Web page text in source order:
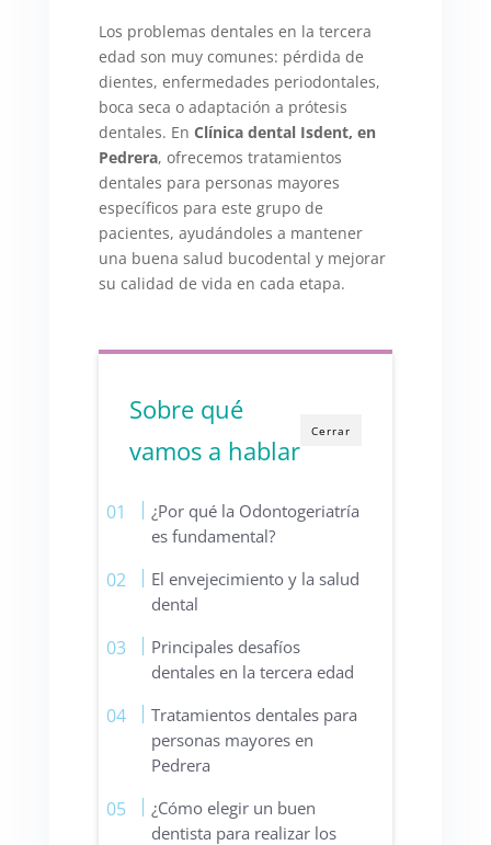
Los problemas dentales en la tercera
edad son muy comunes: pérdida de
dientes, enfermedades periodontales,
boca seca o adaptación a prótesis
dentales. En Clínica dental Isdent, en
Pedrera, ofrecemos tratamientos
dentales para personas mayores
específicos para este grupo de
pacientes, ayudándoles a mantener
una buena salud bucodental y mejorar
su calidad de vida en cada etapa.
Cerrar
Sobre qué
vamos a hablar
¿Por qué la Odontogeriatría
es fundamental?
El envejecimiento y la salud
dental
Principales desafíos
dentales en la tercera edad
Tratamientos dentales para
personas mayores en
Pedrera
¿Cómo elegir un buen
dentista para realizar los